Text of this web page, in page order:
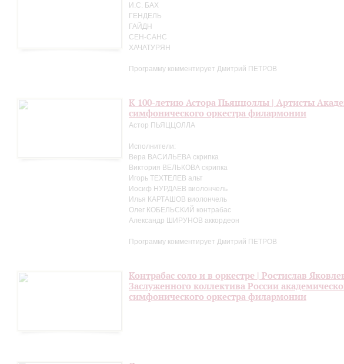
И.С. БАХ
ГЕНДЕЛЬ
ГАЙДН
СЕН-САНС
ХАЧАТУРЯН
Программу комментирует Дмитрий ПЕТРОВ
К 100-летию Астора Пьяццоллы | Артисты
симфонического оркестра филармонии
Астор ПЬЯЦЦОЛЛА
Исполнители:
Вера ВАСИЛЬЕВА скрипка
Виктория ВЕЛЬКОВА скрипка
Игорь ТЕХТЕЛЕВ альт
Иосиф НУРДАЕВ виолончель
Илья КАРТАШОВ виолончель
Олег КОБЕЛЬСКИЙ контрабас
Александр ШИРУНОВ аккордеон
Программу комментирует Дмитрий ПЕТРОВ
Контрабас соло и в оркестре | Ростислав
Заслуженного коллектива России
симфонического оркестра филармонии